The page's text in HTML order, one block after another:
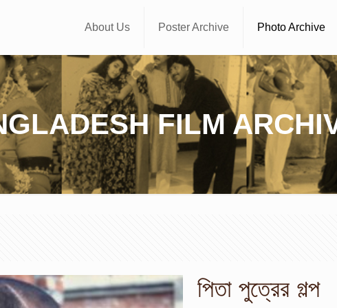
About Us Poster Archive Photo Archive
FILM
পিতা পুত্রের গল্প